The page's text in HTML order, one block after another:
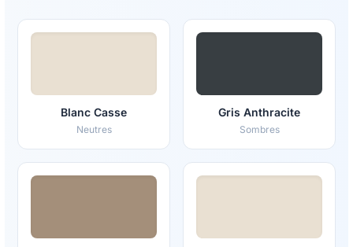
Blanc Casse
Neutres
Gris Anthracite
Sombres